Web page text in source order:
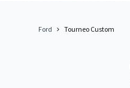
Ford Tourneo Custom